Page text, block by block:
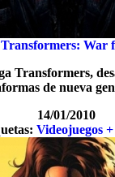
War
Transformers,
de nueva
14/01/2010
Videojuegos